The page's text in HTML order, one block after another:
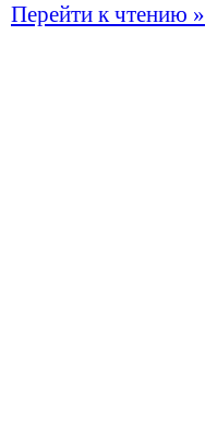
Перейти к чтению »